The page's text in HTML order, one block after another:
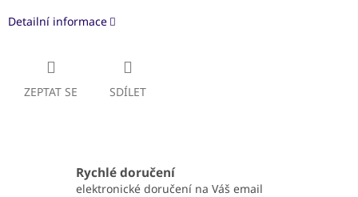
Detailní informace
ZEPTAT SE SDÍLET
Rychlé doručení
elektronické doručení na Váš email